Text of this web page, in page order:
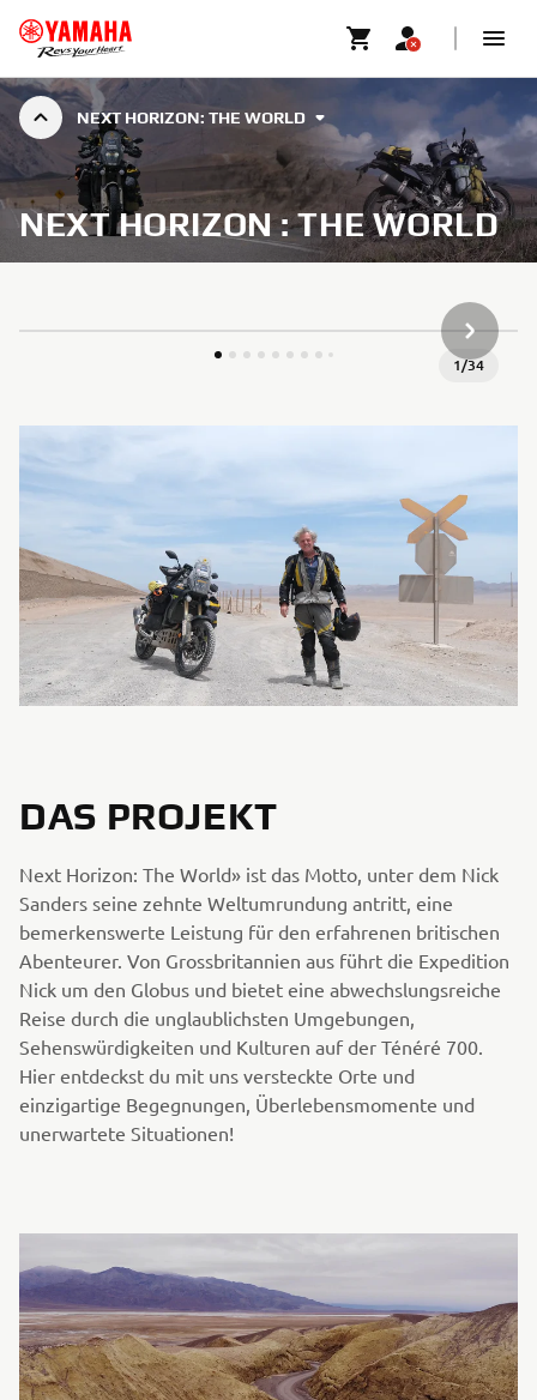
NEXT HORIZON: THE WORLD
NEXT HORIZON : THE WORLD
1/34
DAS PROJEKT
Next Horizon: The World» ist das Motto, unter dem Nick
Sanders seine zehnte Weltumrundung antritt, eine
bemerkenswerte Leistung für den erfahrenen britischen
Abenteurer. Von Grossbritannien aus führt die Expedition
Nick um den Globus und bietet eine abwechslungsreiche
Reise durch die unglaublichsten Umgebungen,
Sehenswürdigkeiten und Kulturen auf der Ténéré 700.
Hier entdeckst du mit uns versteckte Orte und
einzigartige Begegnungen, Überlebensmomente und
unerwartete Situationen!